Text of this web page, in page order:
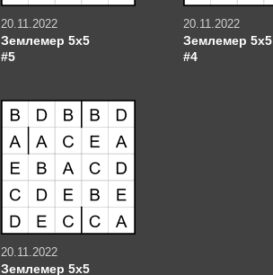
20.11.2022
Землемер 5х5
#5
20.11.2022
Землемер 5х5
#4
20.11.2022
Землемер 5х5